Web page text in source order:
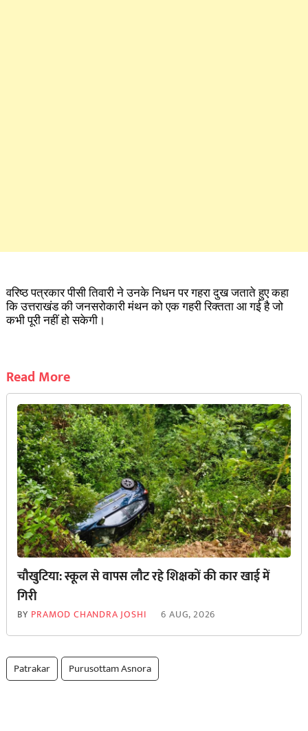
वरिष्ठ पत्रकार पीसी तिवारी ने उनके निधन पर गहरा दुख जताते हुए कहा
कि उत्तराखंड की जनसरोकारी मंथन को एक गहरी रिक्तता आ गई है जो
कभी पूरी नहीं हो सकेगी।
Read More
चौखुटिया: स्कूल से वापस लौट रहे शिक्षकों की कार खाई में
गिरी
BY PRAMOD CHANDRA JOSHI 6 AUG, 2026
Patrakar Purusottam Asnora